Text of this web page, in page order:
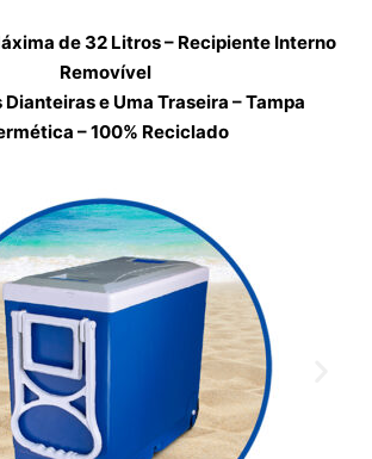
de 32 Litros – Recipiente Interno
Removível
Dianteiras e Uma Traseira – Tampa
– 100% Reciclado